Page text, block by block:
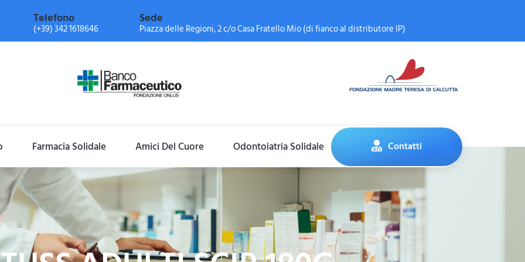
Telefono
(+39) 342 1618646
Sede
Piazza delle Regioni, 2 c/o Casa Fratello Mio (di fianco al distributore IP)
Farmacia Solidale Amici Del Cuore Odontoiatria Solidale Contatti